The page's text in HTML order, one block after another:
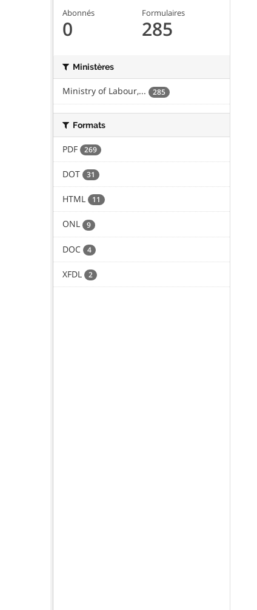
Abonnés
0
Formulaires
285
Ministères
Ministry of Labour,... 285
Formats
PDF 269
DOT 31
HTML 11
ONL 9
DOC 4
XFDL 2